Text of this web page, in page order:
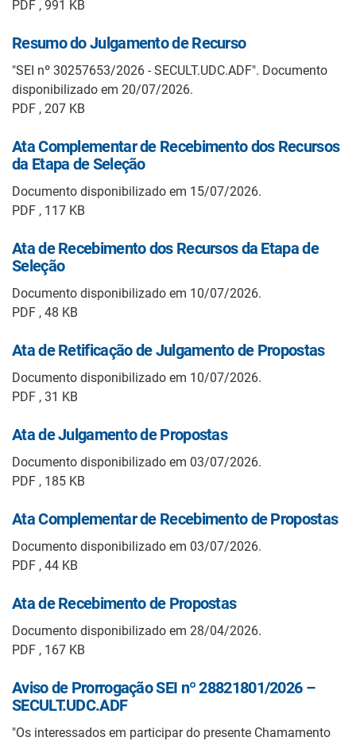
PDF , 991 KB
Resumo do Julgamento de Recurso
"SEI nº 30257653/2026 - SECULT.UDC.ADF". Documento
disponibilizado em 20/07/2026.
PDF , 207 KB
Ata Complementar de Recebimento dos Recursos
da Etapa de Seleção
Documento disponibilizado em 15/07/2026.
PDF , 117 KB
Ata de Recebimento dos Recursos da Etapa de
Seleção
Documento disponibilizado em 10/07/2026.
PDF , 48 KB
Ata de Retificação de Julgamento de Propostas
Documento disponibilizado em 10/07/2026.
PDF , 31 KB
Ata de Julgamento de Propostas
Documento disponibilizado em 03/07/2026.
PDF , 185 KB
Ata Complementar de Recebimento de Propostas
Documento disponibilizado em 03/07/2026.
PDF , 44 KB
Ata de Recebimento de Propostas
Documento disponibilizado em 28/04/2026.
PDF , 167 KB
Aviso de Prorrogação SEI nº 28821801/2026 –
SECULT.UDC.ADF
"Os interessados em participar do presente Chamamento